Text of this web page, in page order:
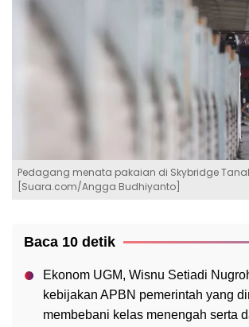
Pedagang menata pakaian di Skybridge
[Suara.com/Angga Budhiyanto]
Baca 10 detik
Ekonom UGM, Wisnu Setiadi
kebijakan APBN pemerintah yang
membebani kelas menengah serta